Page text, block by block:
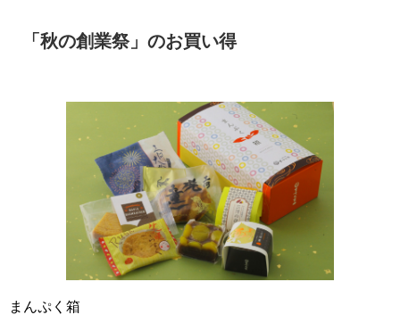
「秋の創業祭」のお買い得
まんぷく箱